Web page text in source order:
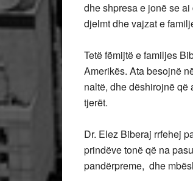
dhe shpresa e jonë se
djelmt dhe vajzat e
Tetë fëmijtë e familjes
Amerikës. Ata besojnë
naltë, dhe dëshirojnë që
tjerët.
Dr. Elez Biberaj rrfehej
prindëve tonë që na
pandërpreme, dhe